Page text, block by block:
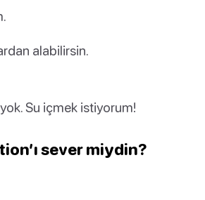
alabilirsin.
yok. Su içmek istiyorum!
sever miydin?